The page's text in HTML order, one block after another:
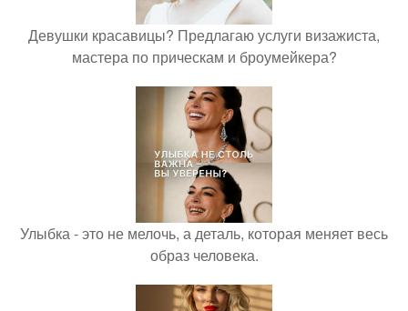
Девушки красавицы? Предлагаю услуги визажиста,
мастера по прическам и броумейкера?
Улыбка - это не мелочь, а деталь, которая меняет весь
образ человека.